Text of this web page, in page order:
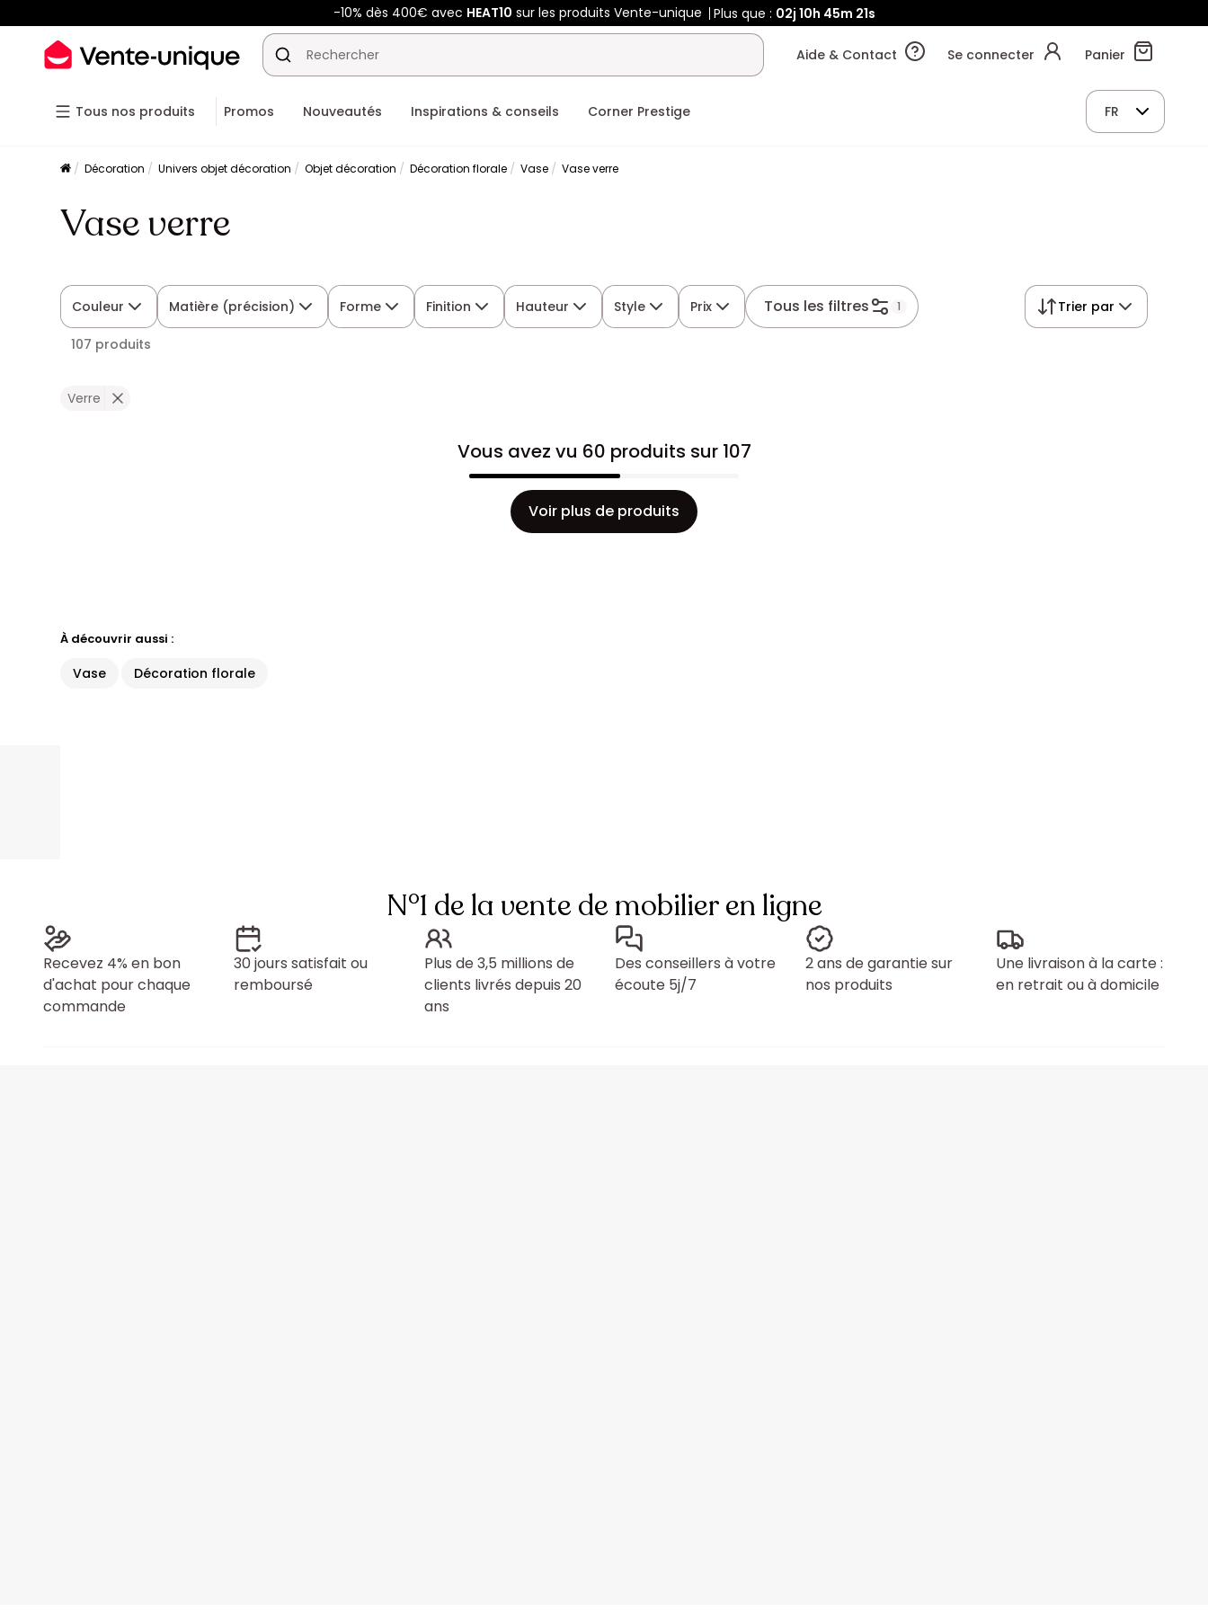
-10% dès 400€ avec HEAT10sur les produits Vente-unique Plus que : 02j 10h 45m 20s
Aide & Contact Se connecter Panier
Tous nos produits Promos Nouveautés Inspirations & conseils Corner Prestige FR
Décoration Univers objet décoration Objet décoration Décoration florale Vase Vase verre
Vase verre
Couleur Matière (précision) Forme Finition Hauteur Style Prix Tous les filtres 1 Trier par
107 produits
Verre
Vous avez vu 60 produits sur 107
Voir plus de produits
À découvrir aussi :
Vase Décoration florale
N°1 de la vente de mobilier en ligne
Recevez 4% en bon
d'achat pour chaque
commande
30 jours satisfait ou
remboursé
Plus de 3,5 millions de
clients livrés depuis 20
ans
Des conseillers à votre
écoute 5j/7
2 ans de garantie sur
nos produits
Une livraison à la carte :
en retrait ou à domicile